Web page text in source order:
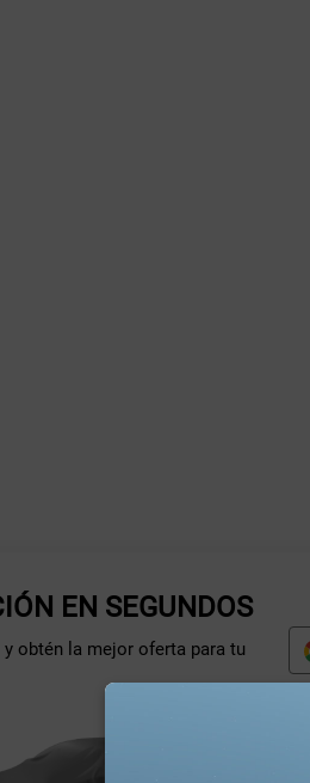
EN SEGUNDOS
obtén la mejor oferta para tu